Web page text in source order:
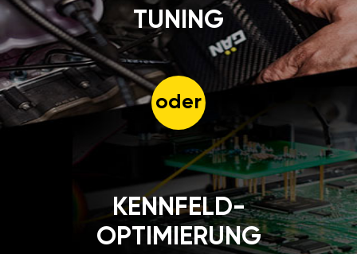
TUNING
oder
KENNFELD-
OPTIMIERUNG